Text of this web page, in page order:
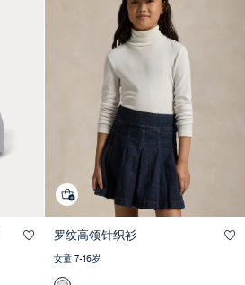
罗纹高领针织衫
女童 7-16岁